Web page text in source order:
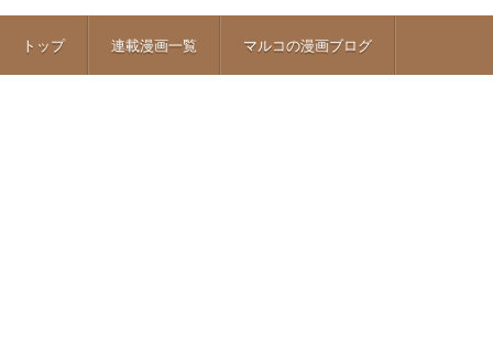
トップ 連載漫画一覧 マルコの漫画ブログ